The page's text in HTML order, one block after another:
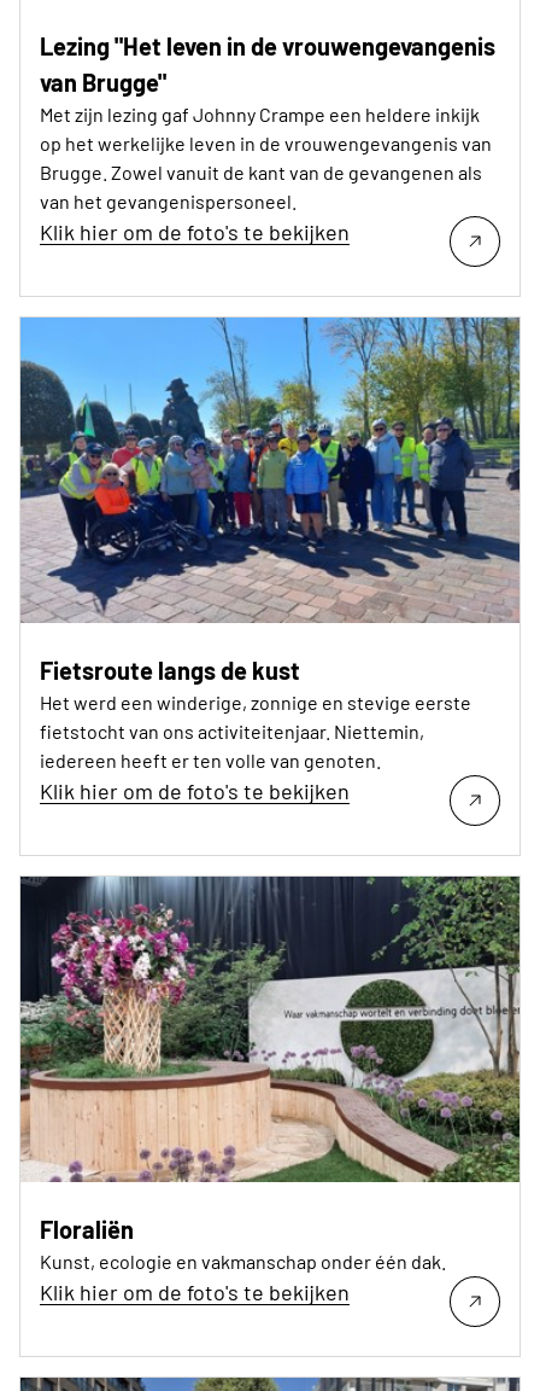
Lezing "Het leven in de vrouwengevangenis
van Brugge"
Met zijn lezing gaf Johnny Crampe een heldere inkijk
op het werkelijke leven in de vrouwengevangenis van
Brugge. Zowel vanuit de kant van de gevangenen als
van het gevangenispersoneel.
Klik hier om de foto's te bekijken
Fietsroute langs de kust
Het werd een winderige, zonnige en stevige eerste
fietstocht van ons activiteitenjaar. Niettemin,
iedereen heeft er ten volle van genoten.
Klik hier om de foto's te bekijken
Floraliën
Kunst, ecologie en vakmanschap onder één dak.
Klik hier om de foto's te bekijken